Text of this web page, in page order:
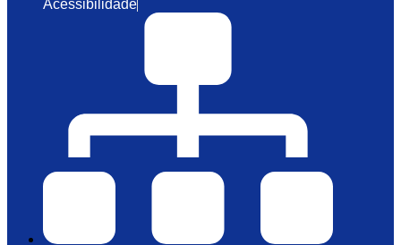
Acessibilidade